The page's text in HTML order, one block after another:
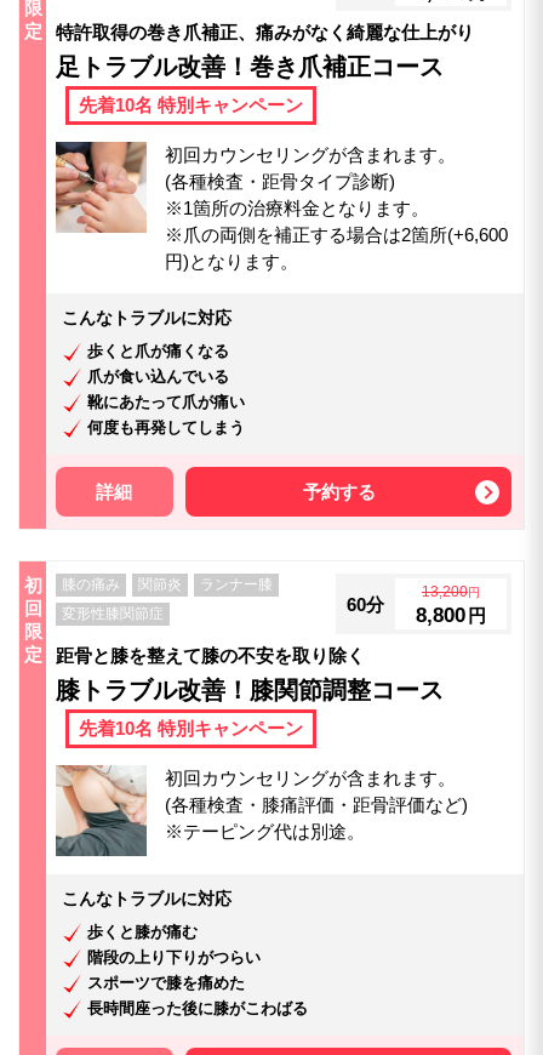
限
定
特許取得の巻き爪補正、痛みがなく綺麗な仕上がり
足トラブル改善！巻き爪補正コース
先着10名 特別キャンペーン
初回カウンセリングが含まれます。
(各種検査・距骨タイプ診断)
※1箇所の治療料金となります。
※爪の両側を補正する場合は2箇所(+6,600
円)となります。
こんなトラブルに対応
歩くと爪が痛くなる
爪が食い込んでいる
靴にあたって爪が痛い
何度も再発してしまう
詳細 予約する
初
回
限
定
膝の痛み 関節炎
ランナー膝
変形性膝関節症
60分
13,200円
8,800 円
距骨と膝を整えて膝の不安を取り除く
膝トラブル改善！膝関節調整コース
先着10名 特別キャンペーン
初回カウンセリングが含まれます。
(各種検査・膝痛評価・距骨評価など)
※テーピング代は別途。
こんなトラブルに対応
歩くと膝が痛む
階段の上り下りがつらい
スポーツで膝を痛めた
長時間座った後に膝がこわばる